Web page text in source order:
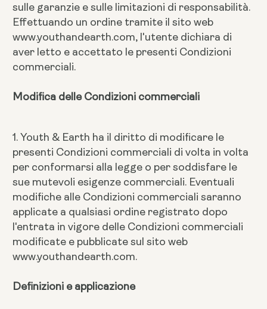
sulle garanzie e sulle limitazioni di responsabilità.
Effettuando un ordine tramite il sito web
www.youthandearth.com, l'utente dichiara di
aver letto e accettato le presenti Condizioni
commerciali.
Modifica delle Condizioni commerciali
1. Youth & Earth ha il diritto di modificare le
presenti Condizioni commerciali di volta in volta
per conformarsi alla legge o per soddisfare le
sue mutevoli esigenze commerciali. Eventuali
modifiche alle Condizioni commerciali saranno
applicate a qualsiasi ordine registrato dopo
l'entrata in vigore delle Condizioni commerciali
modificate e pubblicate sul sito web
www.youthandearth.com.
Definizioni e applicazione